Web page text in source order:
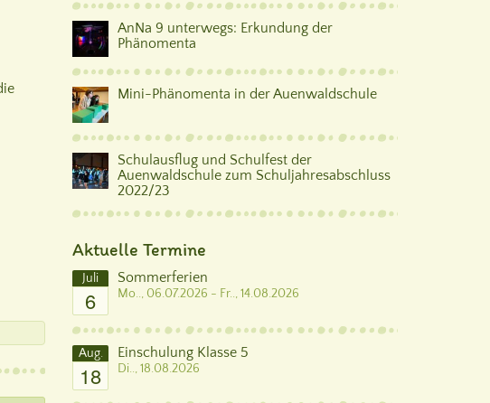
AnNa 9 unterwegs: Erkundung der
Phänomenta
Mini-Phänomenta in der Auenwaldschule
Schulausflug und Schulfest der
Auenwaldschule zum Schuljahresabschluss
2022/23
Aktuelle Termine
Juli
6
Sommerferien
Mo.., 06.07.2026 - Fr.., 14.08.2026
Aug.
18
Einschulung Klasse 5
Di.., 18.08.2026